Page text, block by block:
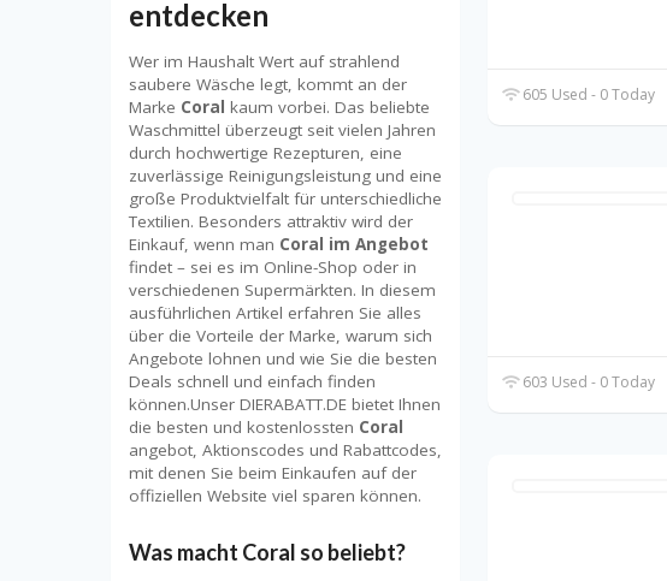
605 Used - 0 Today
603 Used - 0 Today
entdecken
Wer im Haushalt Wert auf strahlend
saubere Wäsche legt, kommt an der
Marke Coral kaum vorbei. Das beliebte
Waschmittel überzeugt seit vielen Jahren
durch hochwertige Rezepturen, eine
zuverlässige Reinigungsleistung und eine
große Produktvielfalt für unterschiedliche
Textilien. Besonders attraktiv wird der
Einkauf, wenn man Coral im Angebot
findet – sei es im Online-Shop oder in
verschiedenen Supermärkten. In diesem
ausführlichen Artikel erfahren Sie alles
über die Vorteile der Marke, warum sich
Angebote lohnen und wie Sie die besten
Deals schnell und einfach finden
können.Unser DIERABATT.DE bietet Ihnen
die besten und kostenlossten Coral
angebot, Aktionscodes und Rabattcodes,
mit denen Sie beim Einkaufen auf der
offiziellen Website viel sparen können.
Was macht Coral so beliebt?